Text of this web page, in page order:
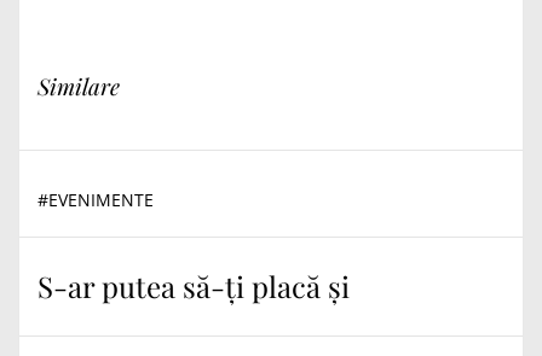
Similare
#EVENIMENTE
S-ar putea să-ți placă și